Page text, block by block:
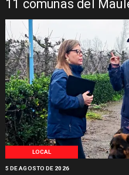
11 comunas del
LOCAL
5 DE AGOSTO DE 2026